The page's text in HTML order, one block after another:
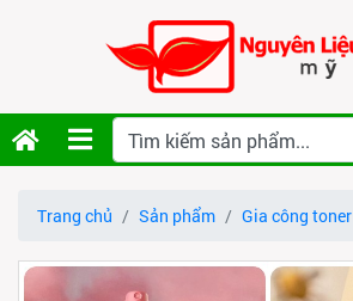
Trang chủ Sản phẩm Gia công toner